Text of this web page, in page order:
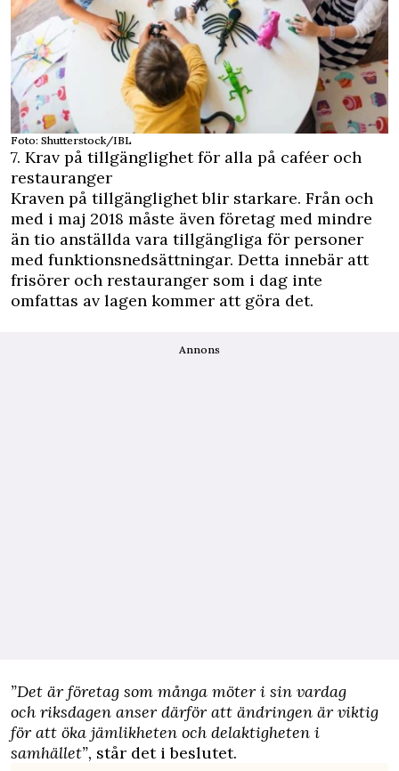
Foto: Shutterstock/IBL
7. Krav på tillgänglighet för alla på caféer och
restauranger
Kraven på tillgänglighet blir starkare. Från och
med i maj 2018 måste även företag med mindre
än tio anställda vara tillgängliga för personer
med funktionsnedsättningar. Detta innebär att
frisörer och restauranger som i dag inte
omfattas av lagen kommer att göra det.
Annons
”Det är företag som många möter i sin vardag
och riksdagen anser därför att ändringen är viktig
för att öka jämlikheten och delaktigheten i
samhället”, står det ibeslutet.